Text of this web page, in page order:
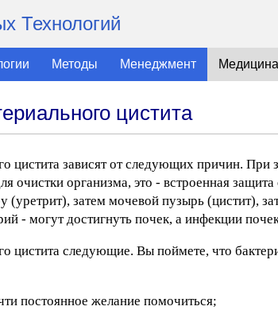
Технологий
Методы Менеджмент Медицина
цистита
цистита зависят от следующих причин. При
очистки организма, это - встроенная
(уретрит), затем мочевой пузырь (цистит),
- могут достигнуть почек, а инфекции
цистита следующие. Вы поймете, что
постоянное желание помочиться;